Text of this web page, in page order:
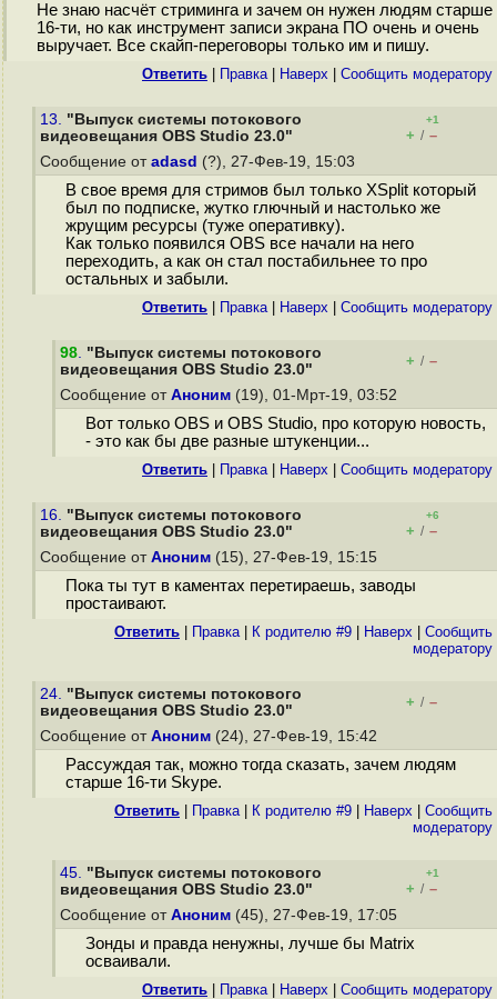
Не знаю насчёт стриминга и зачем он нужен людям старше
16-ти, но как инструмент записи экрана ПО очень и очень
выручает. Все скайп-переговоры только им и пишу.
Ответить Правка| Наверх Cообщить модератору
13. "Выпуск системы потокового
видеовещания OBS Studio 23.0"
+1
+ / –
Сообщение от adasd (?), 27-Фев-19, 15:03
В свое время для стримов был только XSplit который
был по подписке, жутко глючный и настолько же
жрущим ресурсы (туже оперативку).
Как только появился OBS все начали на него
переходить, а как он стал постабильнее то про
остальных и забыли.
Ответить Правка| Наверх Cообщить модератору
98. "Выпуск системы потокового
видеовещания OBS Studio 23.0"
+ / –
Сообщение от Аноним (19), 01-Мрт-19, 03:52
Вот только OBS и OBS Studio, про которую новость,
- это как бы две разные штукенции...
Ответить Правка| Наверх Cообщить модератору
16. "Выпуск системы потокового
видеовещания OBS Studio 23.0"
+6
+ / –
Сообщение от Аноним (15), 27-Фев-19, 15:15
Пока ты тут в каментах перетираешь, заводы
простаивают.
Ответить Правка| К родителю #9 Наверх
Cообщить
модератору
24. "Выпуск системы потокового
видеовещания OBS Studio 23.0"
+ / –
Сообщение от Аноним (24), 27-Фев-19, 15:42
Рассуждая так, можно тогда сказать, зачем людям
старше 16-ти Skype.
Ответить Правка| К родителю #9 Наверх
Cообщить
модератору
45. "Выпуск системы потокового
видеовещания OBS Studio 23.0"
+1
+ / –
Сообщение от Аноним (45), 27-Фев-19, 17:05
Зонды и правда ненужны, лучше бы Matrix
осваивали.
Ответить Правка| Наверх Cообщить модератору